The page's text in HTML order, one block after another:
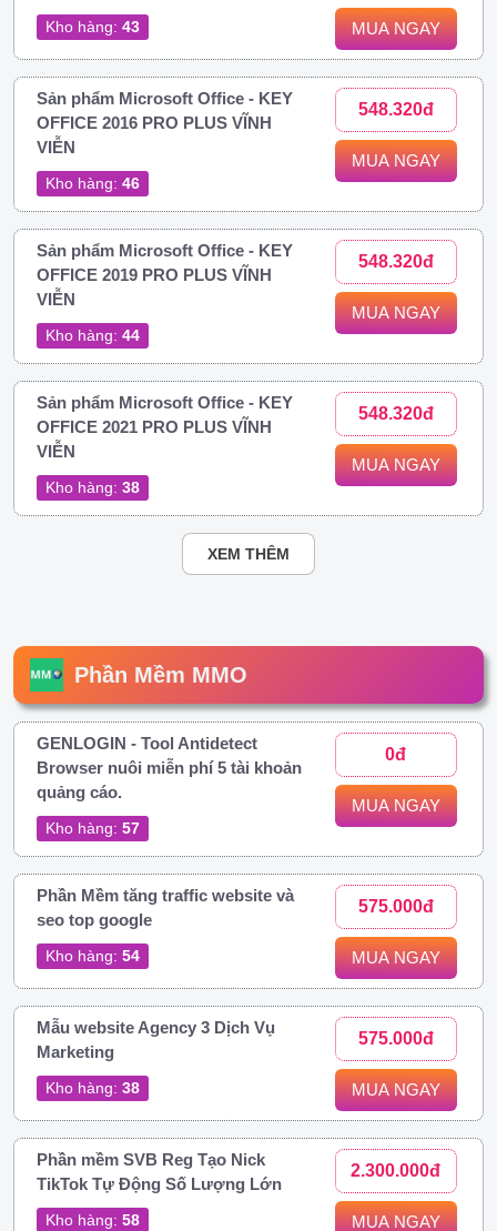
Kho hàng: 43 MUA NGAY
Sản phẩm Microsoft Office - KEY
OFFICE 2016 PRO PLUS VĨNH
VIỄN
Kho hàng: 46
548.320đ
MUA NGAY
Sản phẩm Microsoft Office - KEY
OFFICE 2019 PRO PLUS VĨNH
VIỄN
Kho hàng: 44
548.320đ
MUA NGAY
Sản phẩm Microsoft Office - KEY
OFFICE 2021 PRO PLUS VĨNH
VIỄN
Kho hàng: 38
548.320đ
MUA NGAY
XEM THÊM
Phần Mềm MMO
GENLOGIN - Tool Antidetect
Browser nuôi miễn phí 5 tài khoản
quảng cáo.
Kho hàng: 57
0đ
MUA NGAY
Phần Mềm tăng traffic website và
seo top google
Kho hàng: 54
575.000đ
MUA NGAY
Mẫu website Agency 3 Dịch Vụ
Marketing
Kho hàng: 38
575.000đ
MUA NGAY
Phần mềm SVB Reg Tạo Nick
TikTok Tự Động Số Lượng Lớn
Kho hàng: 58
2.300.000đ
MUA NGAY